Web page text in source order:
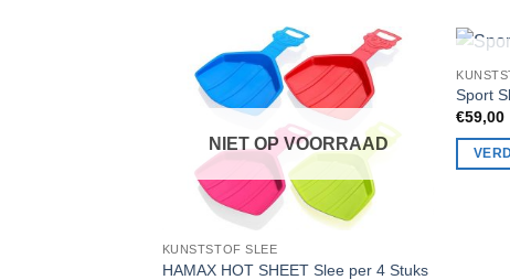
NIET OP VOORRAAD
KUNSTSTOF SLEE
HAMAX HOT SHEET Slee per 4 Stuks
Sport
€59,00